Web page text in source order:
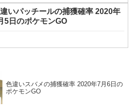
いパッチールの捕獲確率 2020年
5日のポケモンGO
色違いスバメの捕獲確率 2020年7月6日の
ポケモンGO